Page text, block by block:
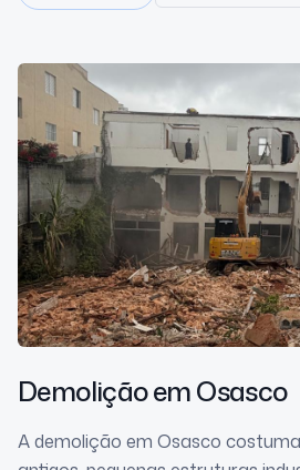
Demoliçãoem Osasco
A demolição em Osasco